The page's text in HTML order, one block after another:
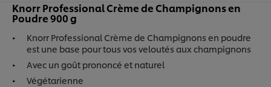
Knorr Professional Crème de Champignons en
Poudre 900 g​
Knorr Professional Crème de Champignons en poudre
est une base pour tous vos veloutés aux champignons
Avec un goût prononcé et naturel
Végétarienne